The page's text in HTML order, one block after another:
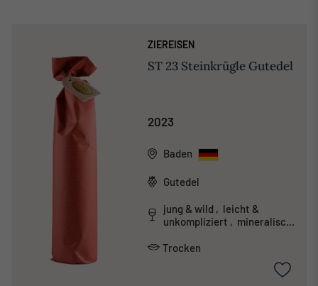
ZIEREISEN
ST 23 Steinkrügle Gutedel
2023
Baden
Gutedel
jung & wild , leicht &
unkompliziert , mineralisch
Trocken